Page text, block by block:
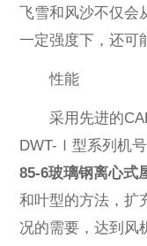
飞雪和风沙不仅会
一定强度下，还可
性能
采用先进的
DWT-Ⅰ型系列机
85-6玻璃钢离心式
和叶型的方法，扩
况的需要，达到风